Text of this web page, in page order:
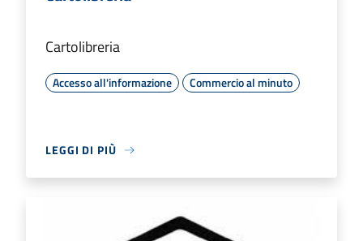
Cartolibreria
Accesso all'informazione Commercio al minuto
LEGGI DI PIÙ